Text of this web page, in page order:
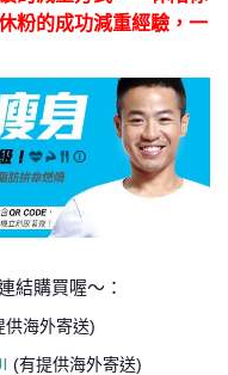
粉的成功減重經驗，一
結購買喔～：
供海外寄送)
(有提供海外寄送)